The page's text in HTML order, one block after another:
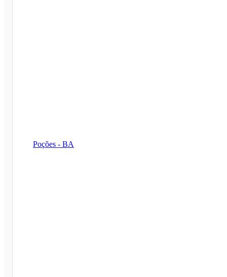
Poções - BA